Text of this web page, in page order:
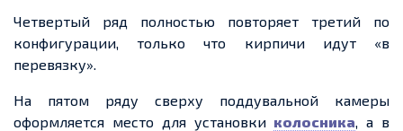
Четвертый ряд полностью повторяет третий по
конфигурации, только что кирпичи идут «в
перевязку».
На пятом ряду сверху поддувальной камеры
оформляется место для установки колосника, а в